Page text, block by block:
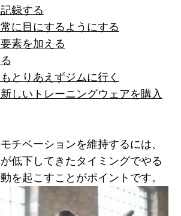
録する
に目にするようにする
素を加える
とりあえずジムに行く
しいトレーニングウェアを購入
チベーションを維持するには、
低下してきたタイミングでやる
を起こすことがポイントです。